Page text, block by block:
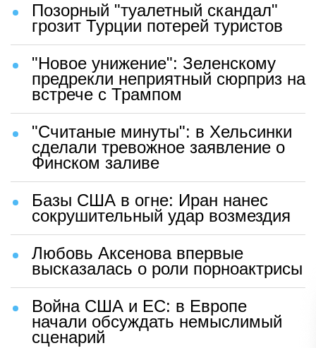
Позорный "туалетный скандал"
грозит Турции потерей туристов
"Новое унижение": Зеленскому
предрекли неприятный сюрприз на
встрече с Трампом
"Считаные минуты": в Хельсинки
сделали тревожное заявление о
Финском заливе
Базы США в огне: Иран нанес
сокрушительный удар возмездия
Любовь Аксенова впервые
высказалась о роли порноактрисы
Война США и ЕС: в Европе
начали обсуждать немыслимый
сценарий